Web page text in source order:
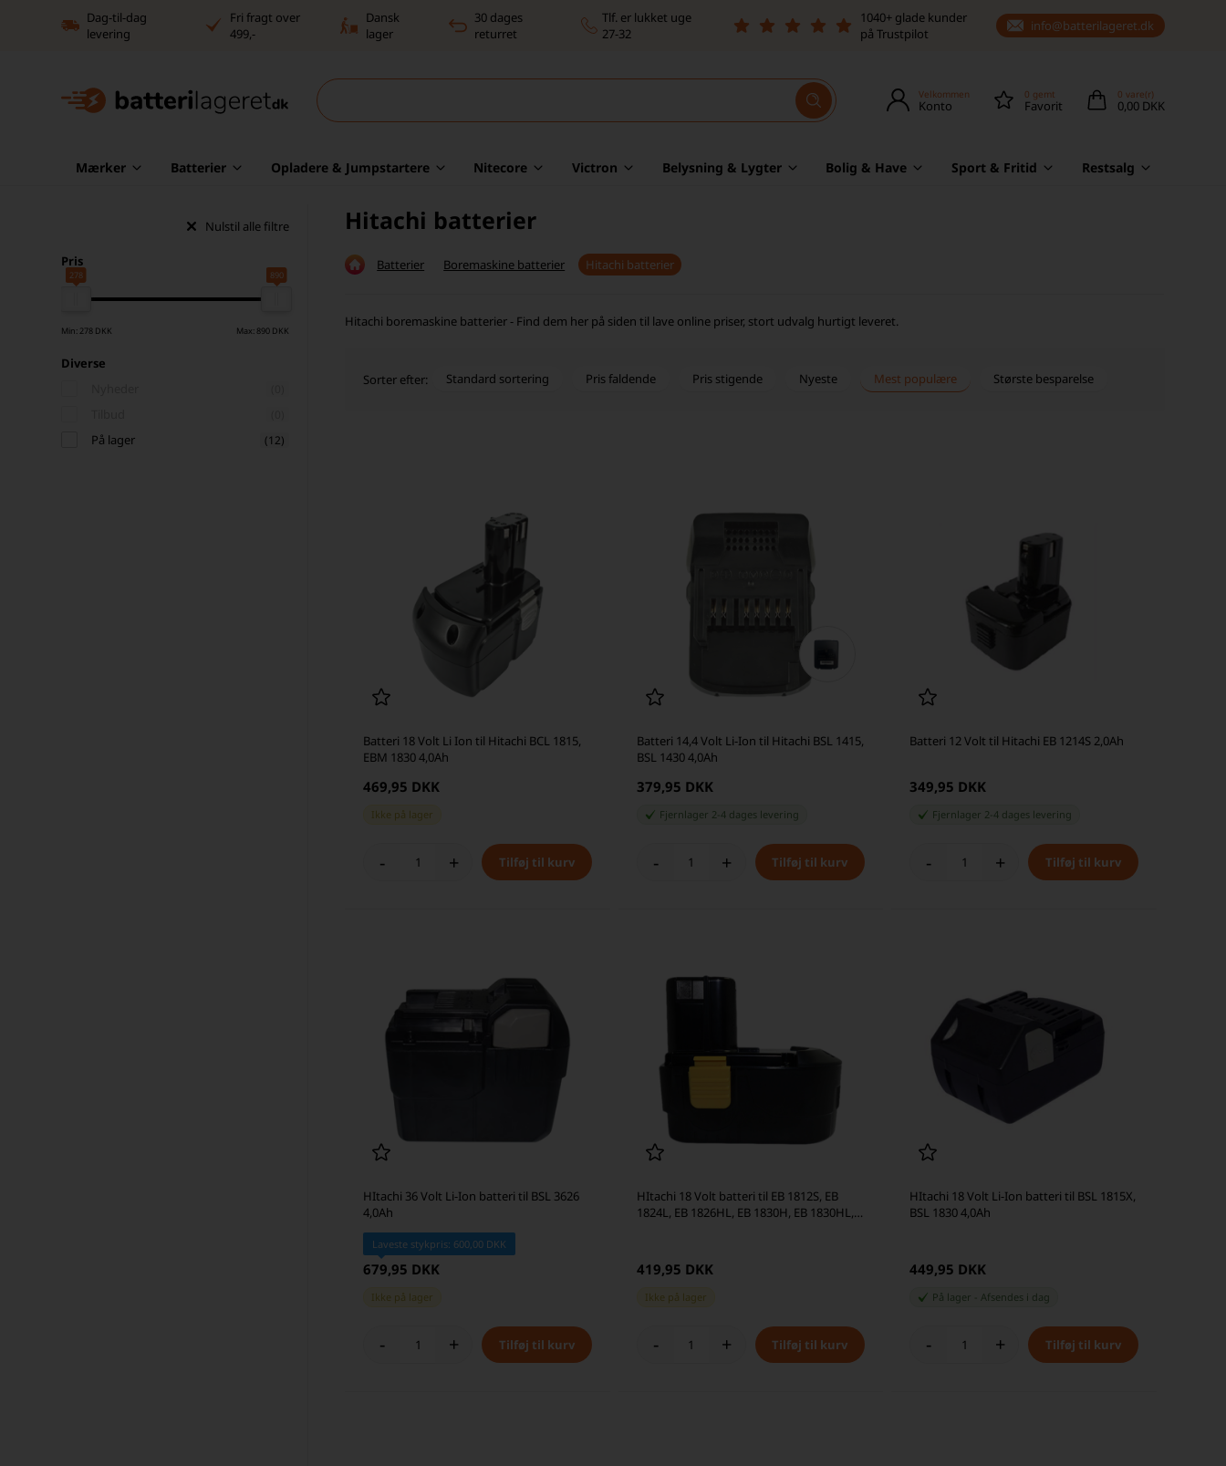
Dag-til-dag
levering
Fri fragt over
499,-
Dansk
lager
30 dages
returret
Tlf. er lukket uge
27-32
1040+ glade kunder
på Trustpilot
info@batterilageret.dk
Velkommen
Konto
0 gemt
Favorit
0 vare(r)
0,00 DKK
Mærker Batterier Opladere & Jumpstartere Nitecore Victron Belysning & Lygter Bolig & Have Sport & Fritid Restsalg
Nulstil alle filtre
Pris
278 890
Min: 278 DKK Max: 890 DKK
Diverse
På lager (12)
Hitachi batterier
Batterier Boremaskine batterier Hitachi batterier
Hitachi boremaskine batterier - Find dem her på siden til lave online priser, stort udvalg hurtigt leveret.
Sorter efter: Standard sortering Pris faldende Pris stigende Nyeste Mest populære Største besparelse
Batteri 18 Volt Li Ion til Hitachi BCL 1815,
EBM 1830 4,0Ah
469,95 DKK
Ikke på lager
- +
Batteri 14,4 Volt Li-Ion til Hitachi BSL 1415,
BSL 1430 4,0Ah
379,95 DKK
Fjernlager 2-4 dages levering
- +
Batteri 12 Volt til Hitachi EB 1214S 2,0Ah
349,95 DKK
Fjernlager 2-4 dages levering
- +
HItachi 36 Volt Li-Ion batteri til BSL 3626
4,0Ah
Laveste stykpris: 600,00 DKK
679,95 DKK
Ikke på lager
- +
HItachi 18 Volt batteri til EB 1812S, EB
1824L, EB 1826HL, EB 1830H, EB 1830HL,
419,95 DKK
Ikke på lager
- +
HItachi 18 Volt Li-Ion batteri til BSL 1815X,
BSL 1830 4,0Ah
449,95 DKK
På lager Afsendes i dag
- +